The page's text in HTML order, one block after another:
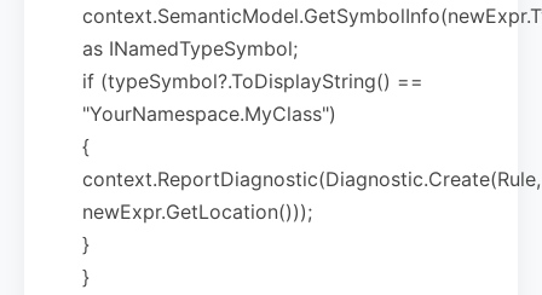
as INamedTypeSymbol;
if (typeSymbol?.ToDisplayString() ==
"YourNamespace.MyClass")
{
context.ReportDiagnostic(Diagnostic.Create(Rule,
newExpr.GetLocation()));
}
}